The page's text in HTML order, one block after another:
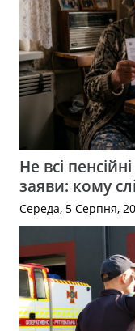
Не всі
заяви: кому
Середа, 5 Серпня,